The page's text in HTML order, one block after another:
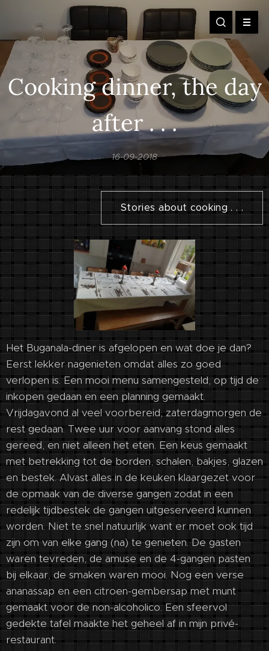
Cooking dinner, the day
after . . .
16-09-2018
Stories about cooking . . .
Het Buganala-diner is afgelopen en wat doe je dan?
Eerst lekker nagenieten omdat alles zo goed
verlopen is. Een mooi menu samengesteld, op tijd de
inkopen gedaan en een planning gemaakt.
Vrijdagavond al veel voorbereid, zaterdagmorgen de
rest gedaan. Twee uur voor aanvang stond alles
gereed, en niet alleen het eten. Een keus gemaakt
met betrekking tot de borden, schalen, bakjes, glazen
en bestek. Alvast alles in de keuken klaargezet voor
de opmaak van de diverse gangen zodat in een
redelijk tijdbestek de gangen uitgeserveerd kunnen
worden. Niet te snel natuurlijk want er moet ook tijd
zijn om van elke gang (na) te genieten. De gasten
waren tevreden, de amuse en de 4-gangen pasten
bij elkaar, de smaken waren mooi. Nog een verse
ananassap en een citroen-gembersap met munt
gemaakt voor de non-alcoholico. Een sfeervol
gedekte tafel maakte het geheel af in mijn privé-
restaurant.